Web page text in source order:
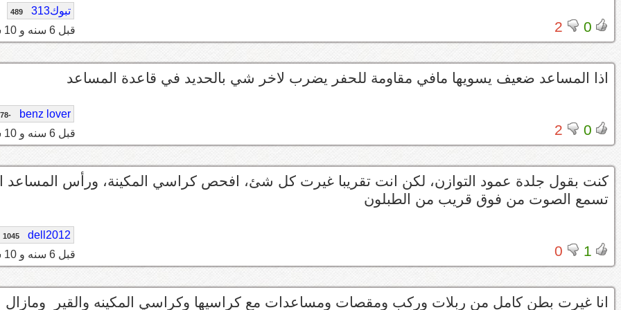
0
2
تبوك313 489
قبل 6 سنه و 10 شهر
اذا المساعد ضعيف يسويها مافي مقاومة للحفر يضرب لاخر شي بالحديد في قاعدة المساعد
0
2
benz lover
-78
قبل 6 سنه و 10 شهر
كنت بقول جلدة عمود التوازن، لكن انت تقريبا غيرت كل شئ، افحص كراسي المكينة، ورأس المساعد
تسمع الصوت من فوق قريب من الطبلون
1
0
dell2012
1045
قبل 6 سنه و 10 شهر
انا غيرت بطن كامل من ربلات وركب ومقصات ومساعدات مع كراسيها وكراسي المكينه والقير ومازال